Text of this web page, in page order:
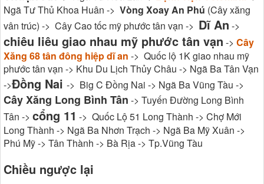
Ngã Tư Thủ Khoa Huân -> Vòng Xoay An Phú (Cây xăng
vân trúc) -> Cây Cao tốc mỹ phước tân vạn -> Dĩ An ->
chiêu liêu giao nhau mỹ phước tân vạn -> Cây
Xăng 68 tân đông hiệp dĩ an -> Quốc lộ 1K giao nhau mỹ
phước tân vạn -> Khu Du Lịch Thủy Châu -> Ngã Ba Tân Vạn
->Đồng Nai -> Big C Đồng Nai -> Ngã Ba Vũng Tàu ->
Cây Xăng Long Bình Tân -> Tuyến Đường Long Bình
Tân -> cổng 11 -> Quốc Lộ 51 Long Thành -> Chợ Mới
Long Thành -> Ngã Ba Nhơn Trạch -> Ngã Ba Mỹ Xuân ->
Phú Mỹ -> Tân Thành -> Bà Rịa -> Tp.Vũng Tàu
Chiều ngược lại